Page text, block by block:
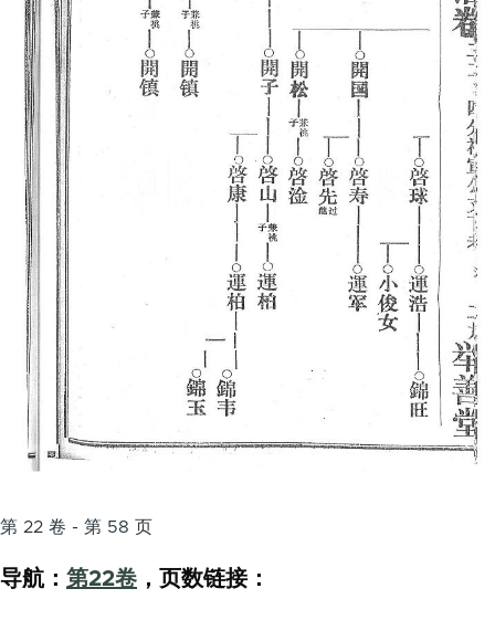
第 22 卷 - 第 58 页
导航： 第22卷 ，页数链接：